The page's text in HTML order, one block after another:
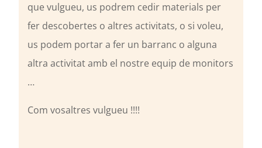
que vulgueu, us podrem cedir materials per
fer descobertes o altres activitats, o si voleu,
us podem portar a fer un barranc o alguna
altra activitat amb el nostre equip de monitors
…
Com vosaltres vulgueu !!!!